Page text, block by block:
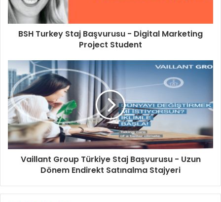
BSH Turkey Staj Başvurusu - Digital Marketing
Project Student
Vaillant Group Türkiye Staj Başvurusu - Uzun
Dönem Endirekt Satınalma Stajyeri